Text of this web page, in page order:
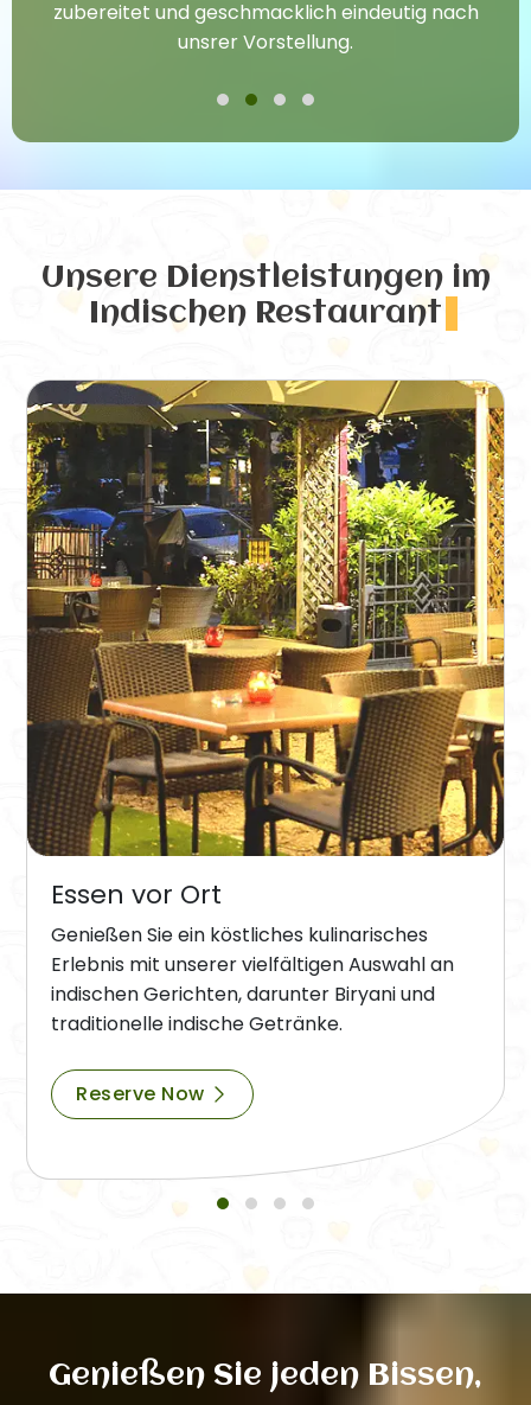
zubereitet und geschmacklich eindeutig nach
unsrer Vorstellung.
Unsere Dienstleistungen im
Indischen Restaurant
Essen vor Ort
Genießen Sie ein köstliches kulinarisches
Erlebnis mit unserer vielfältigen Auswahl an
indischen Gerichten, darunter Biryani und
traditionelle indische Getränke.
Reserve Now
Genießen Sie jeden Bissen,